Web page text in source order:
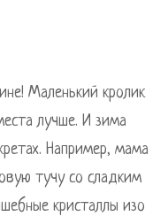
Маленький кролик
лучше. И зима
Например, мама
тучу со сладким
кристаллы изо